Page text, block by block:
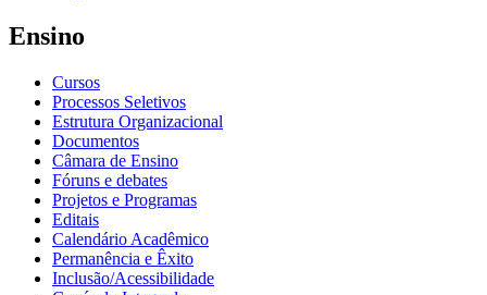
Ensino
Cursos
Processos Seletivos
Estrutura Organizacional
Documentos
Câmara de Ensino
Fóruns e debates
Projetos e Programas
Editais
Calendário Acadêmico
Permanência e Êxito
Inclusão/Acessibilidade